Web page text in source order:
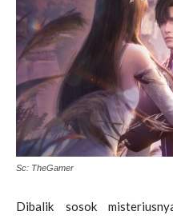
Sc: TheGamer
Dibalik sosok